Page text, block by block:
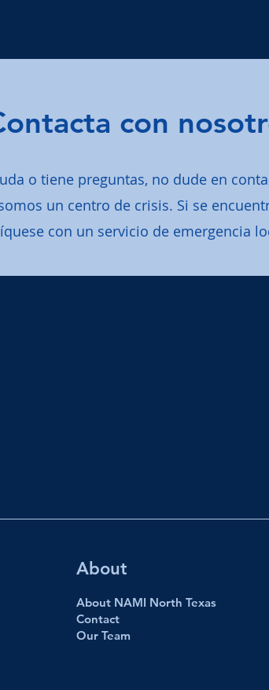
con
o tiene preguntas, no dude en
un centro de crisis. Si se
con un servicio de emergencia
About
About NAMI North Texas
Contact
Our Team